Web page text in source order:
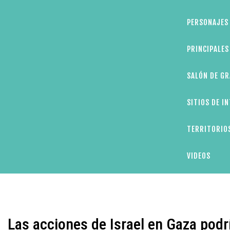
SALÓN DE
SITIOS DE
VIDEOS
Las acciones de Israel en Gaza